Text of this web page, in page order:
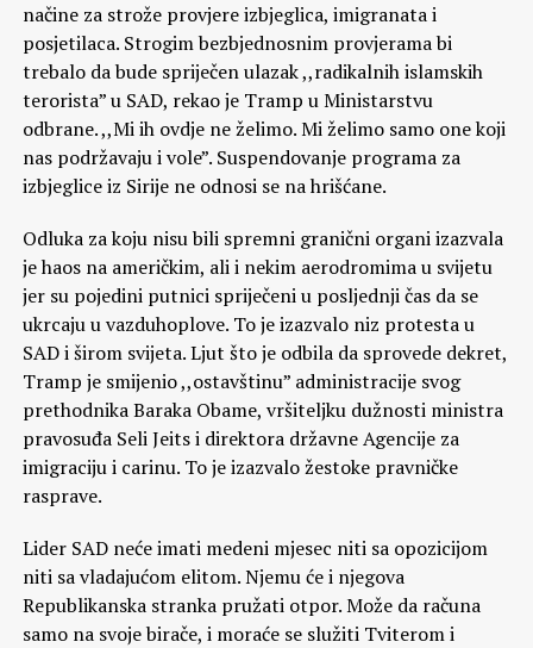
načine za strože provjere izbjeglica, imigranata i
posjetilaca. Strogim bezbjednosnim provjerama bi
trebalo da bude spriječen ulazak ,,radikalnih islamskih
terorista” u SAD, rekao je Tramp u Ministarstvu
odbrane. ,,Mi ih ovdje ne želimo. Mi želimo samo one koji
nas podržavaju i vole”. Suspendovanje programa za
izbjeglice iz Sirije ne odnosi se na hrišćane.
Odluka za koju nisu bili spremni granični organi izazvala
je haos na američkim, ali i nekim aerodromima u svijetu
jer su pojedini putnici spriječeni u posljednji čas da se
ukrcaju u vazduhoplove. To je izazvalo niz protesta u
SAD i širom svijeta. Ljut što je odbila da sprovede dekret,
Tramp je smijenio ,,ostavštinu” administracije svog
prethodnika Baraka Obame, vršiteljku dužnosti ministra
pravosuđa Seli Jeits i direktora državne Agencije za
imigraciju i carinu. To je izazvalo žestoke pravničke
rasprave.
Lider SAD neće imati medeni mjesec niti sa opozicijom
niti sa vladajućom elitom. Njemu će i njegova
Republikanska stranka pružati otpor. Može da računa
samo na svoje birače, i moraće se služiti Tviterom i